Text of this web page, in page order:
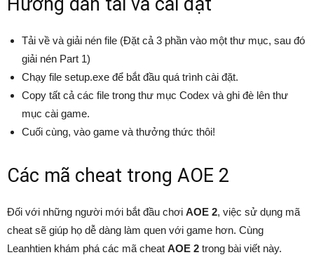
Tải về và giải nén file (Đặt cả 3 phần vào một thư mục, sau đó
giải nén Part 1)
Chạy file setup.exe để bắt đầu quá trình cài đặt.
Copy tất cả các file trong thư mục Codex và ghi đè lên thư
mục cài game.
Cuối cùng, vào game và thưởng thức thôi!
Các mã cheat trong AOE 2
Đối với những người mới bắt đầu chơi AOE 2, việc sử dụng mã
cheat sẽ giúp họ dễ dàng làm quen với game hơn. Cùng
Leanhtien khám phá các mã cheat AOE 2 trong bài viết này.